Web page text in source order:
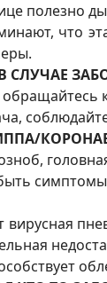
полезно
что
СЛУЧАЕ
вирусная